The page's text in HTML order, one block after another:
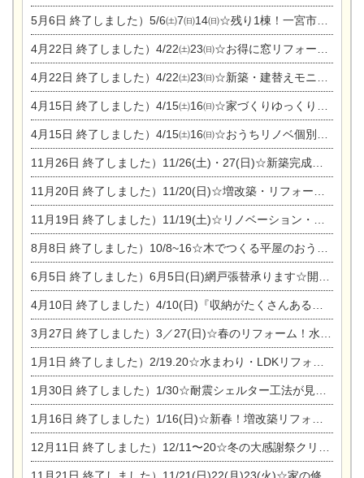
5月6日 終了しました）5/6㈯7㈰14㈰☆残り1棟！一宮市限定モニター募集相談会(新築・建替え)
4月22日 終了しました）4/22㈯23㈰☆お得に窓リフォーム個別相談会
4月22日 終了しました）4/22㈯23㈰☆新築・建替えモニター募集個別相談会
4月15日 終了しました）4/15㈯16㈰☆家づくりゆっくりじっくり個別相談会
4月15日 終了しました）4/15㈯16㈰☆おうちリノベ個別相談会
11月26日 終了しました）11/26(土)・27(日)☆新築完成見学会 in一宮市あずら
11月20日 終了しました）11/20(日)☆増改築・リフォームまつり＆秋の味覚まつり＆芸術祭
11月19日 終了しました）11/19(土)☆リノベーション・家の修理まつり＆増改築・リフォームまつりin扶桑ゴルフ
8月8日 終了しました）10/8~16☆木でつくる平屋のおうちのつくり方【完全予約制】
6月5日 終了しました）6月5日(日)網戸張替承ります☆開催！
4月10日 終了しました）4/10(日)『収納がたくさんあるおうち現場見学会』
3月27日 終了しました）3／27(日)☆春のリフォーム！水まわりLDKリフォーム相談会&今がチャンス！エアコン相談会
1月1日 終了しました）2/19.20☆水まわり・LDKリフォーム相談会＆エアコン相談会
1月30日 終了しました）1/30☆耐震シェルター工法が見れる完成見学会
1月16日 終了しました）1/16(日)☆新春！増改築リフォーム&家の修理まつり
12月11日 終了しました）12/11〜20☆冬の大感謝祭クリスマス相談会開催